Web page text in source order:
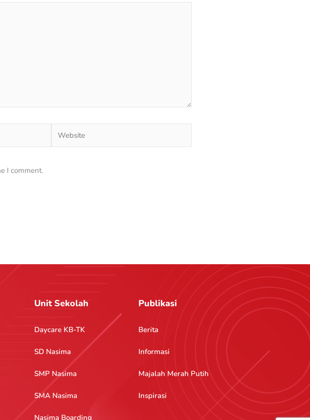
I comment.
Unit Sekolah
Daycare KB-TK
SD Nasima
SMP Nasima
SMA Nasima
Nasima Boarding
Publikasi
Berita
Informasi
Majalah Merah Putih
Inspirasi